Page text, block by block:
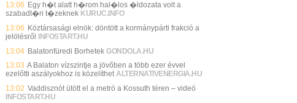
13:06 Egy h�t alatt h�rom hal�los �ldozata volt a
szabadt�ri t�zeknek KURUC.INFO
13:06 Köztársasági elnök: döntött a kormánypárti frakció a
jelölésről
INFOSTART.HU
13:04 Balatonfüredi Borhetek GONDOLA.HU
13:03 A Balaton vízszintje a jövőben a több ezer évvel
ezelőtti aszályokhoz is közelíthet ALTERNATIVENERGIA.HU
13:02 Vaddisznót ütött el a metró a Kossuth téren – videó
INFOSTART.HU